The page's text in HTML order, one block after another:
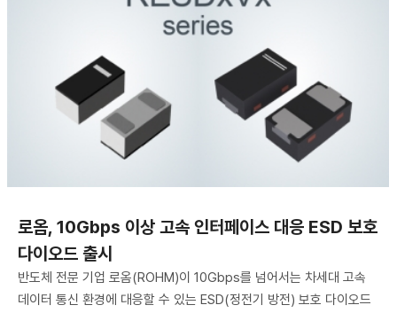
로옴, 10Gbps 이상 고속 인터페이스 대응 ESD 보호
다이오드 출시
반도체 전문 기업 로옴(ROHM)이 10Gbps를 넘어서는 차세대 고속
데이터 통신 환경에 대응할 수 있는 ESD(정전기 방전) 보호 다이오드